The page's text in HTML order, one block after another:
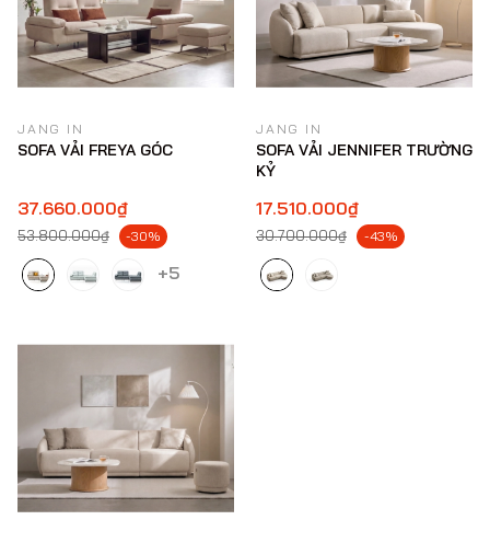
JANG IN
SOFA VẢI FREYA GÓC
37.660.000₫
53.800.000₫ -30%
+5
JANG IN
SOFA VẢI JENNIFER TRƯỜNG
KỶ
17.510.000₫
30.700.000₫ -43%